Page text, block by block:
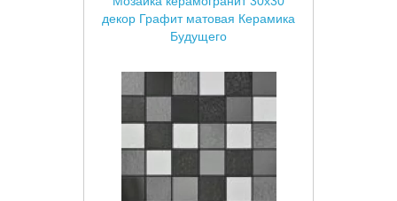
декор Графит матовая Керамика
Будущего